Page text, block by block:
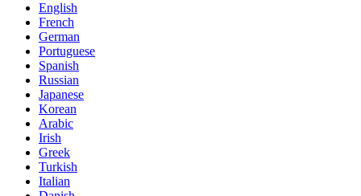
English
French
German
Portuguese
Spanish
Russian
Japanese
Korean
Arabic
Irish
Greek
Turkish
Italian